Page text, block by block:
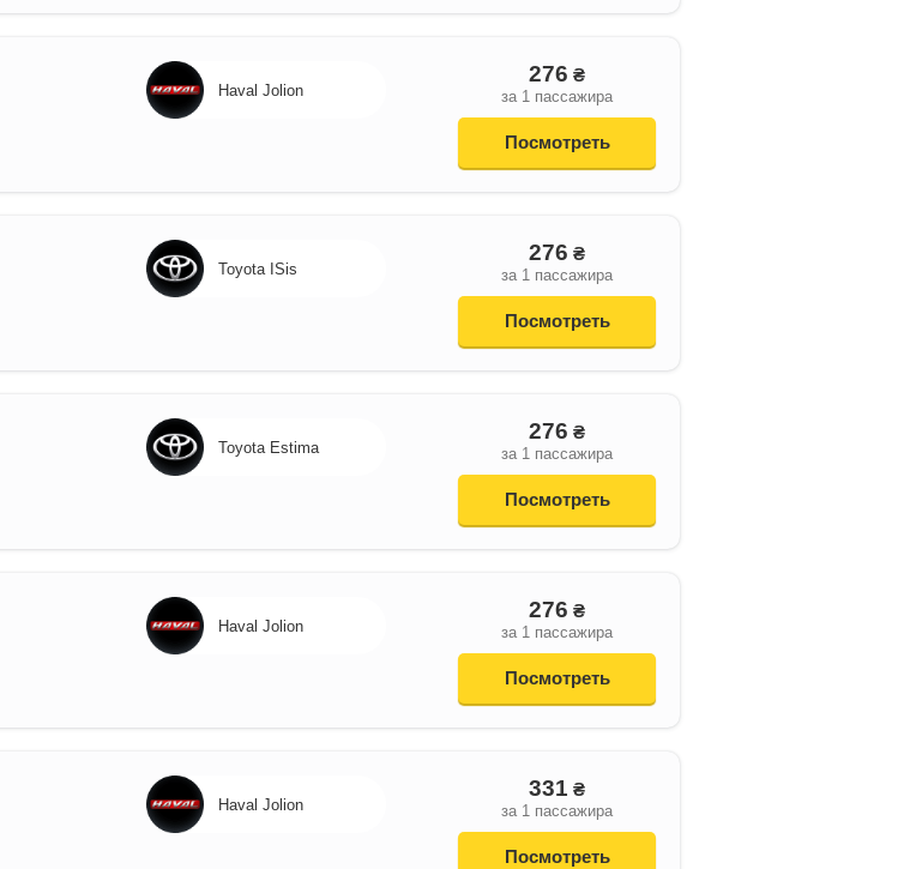
Haval Jolion
276 ₴
за 1 пассажира
Посмотреть
Toyota ISis
276 ₴
за 1 пассажира
Посмотреть
Toyota Estima
276 ₴
за 1 пассажира
Посмотреть
Haval Jolion
276 ₴
за 1 пассажира
Посмотреть
Haval Jolion
331 ₴
за 1 пассажира
Посмотреть